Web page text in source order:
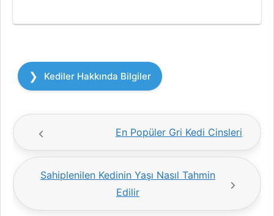
Kategoriler
Kediler Hakkında Bilgiler
En Popüler Gri Kedi Cinsleri
Sahiplenilen Kedinin Yaşı Nasıl Tahmin
Edilir